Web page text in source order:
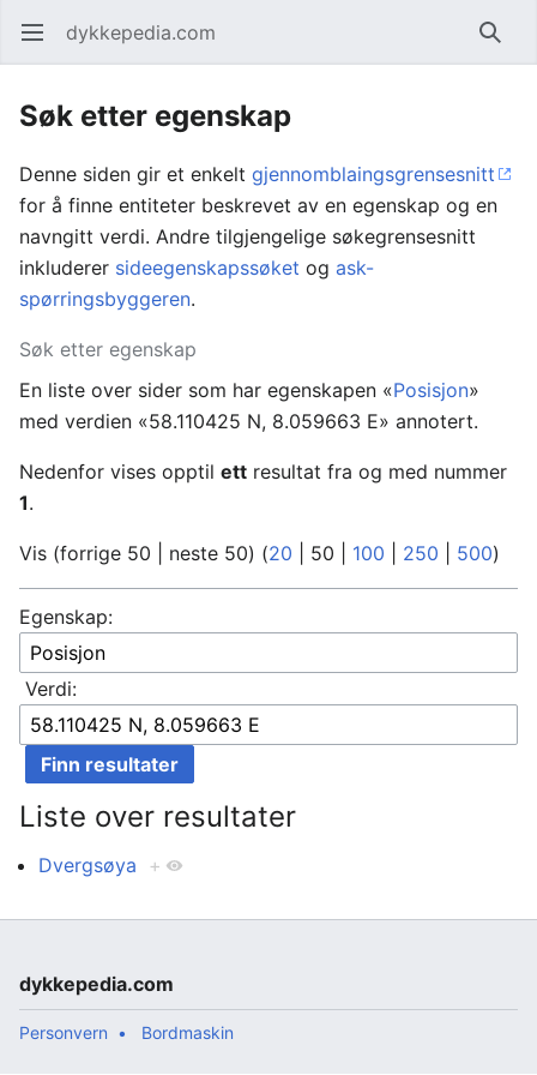
Åpne hovedmenyen dykkepedia.com Søk
Søk etter egenskap
Denne siden gir et enkelt gjennomblaingsgrensesnitt
for å finne entiteter beskrevet av en egenskap og en
navngitt verdi. Andre tilgjengelige søkegrensesnitt
inkluderer sideegenskapssøket og ask-
spørringsbyggeren.
Søk etter egenskap
En liste over sider som har egenskapen «Posisjon»
med verdien «58.110425 N, 8.059663 E» annotert.
Nedenfor vises opptil ett resultat fra og med nummer
1.
Vis (forrige 50 neste 50) (20 50 100 250 500)
Egenskap:
Verdi:
Liste over resultater
Dvergsøya +
dykkepedia.com
Personvern Bordmaskin